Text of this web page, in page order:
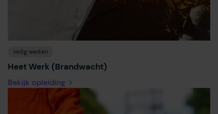
Veilig werken
Heet Werk (Brandwacht)
Bekijk opleiding